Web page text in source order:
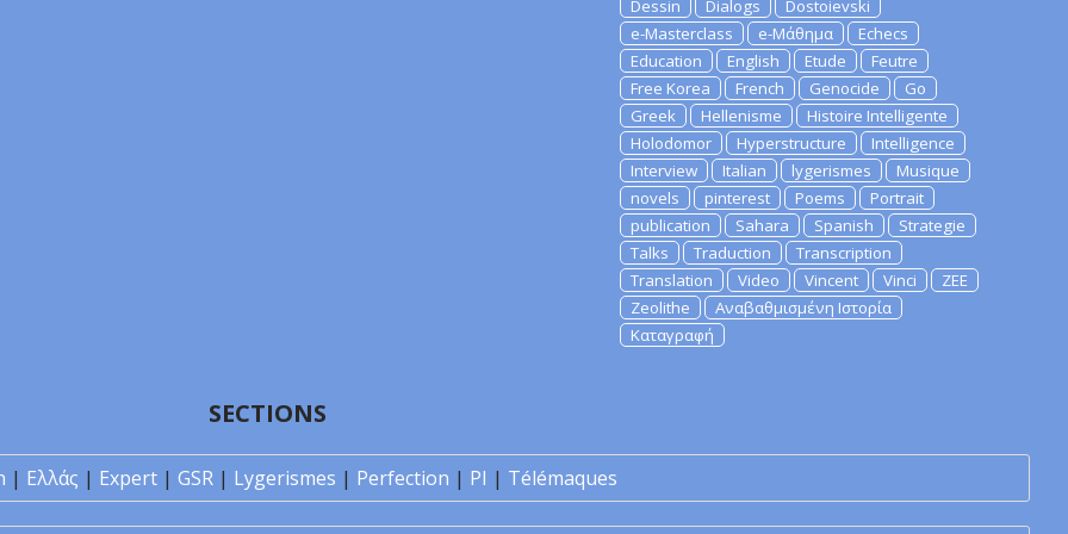
Dessin
Dialogs
Dostoievski
e-Masterclass
e-Μάθημα
Echecs
Education
English Etude
Feutre
Free Korea
French Genocide
Go
Greek
Hellenisme
Histoire Intelligente
Holodomor
Hyperstructure
Intelligence
Interview
Italian lygerismes
Musique
novels
pinterest Poems
Portrait
publication
Sahara Spanish
Strategie
Talks
Traduction
Transcription
Translation
Video Vincent Vinci
ZEE
Zeolithe
Αναβαθμισμένη Ιστορία
Καταγραφή
SECTIONS
| Ελλάς | Expert | GSR | Lygerismes | Perfection | PI | Télémaques